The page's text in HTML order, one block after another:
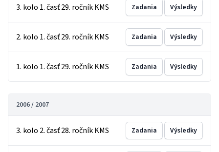
3. kolo 1. časť 29. ročník KMS Zadania Výsledky
2. kolo 1. časť 29. ročník KMS Zadania Výsledky
1. kolo 1. časť 29. ročník KMS Zadania Výsledky
2006 / 2007
3. kolo 2. časť 28. ročník KMS Zadania Výsledky